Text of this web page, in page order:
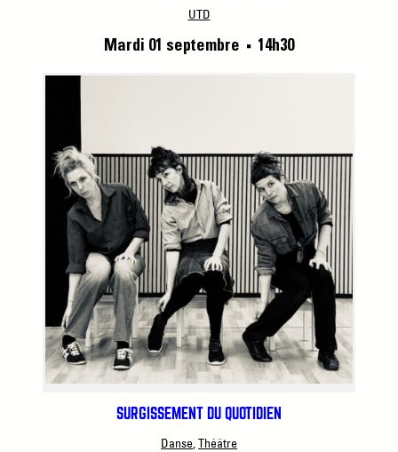
UTD
Mardi 01 septembre ■ 14h30
SURGISSEMENT DU QUOTIDIEN
Danse Théâtre